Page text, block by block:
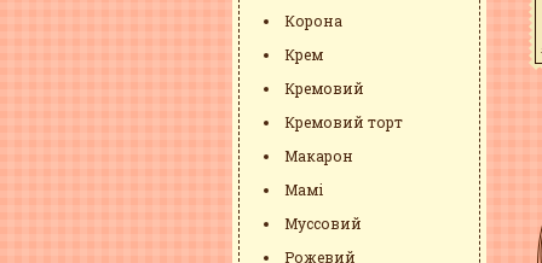
Корона
Крем
Кремовий
Кремовий торт
Макарон
Мамі
Муссовий
Рожевий